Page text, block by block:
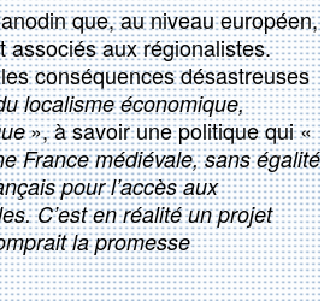
que, au niveau européen,
associés aux régionalistes.
conséquences désastreuses
localisme économique,
», à savoir une politique qui «
France médiévale, sans égalité
pour l’accès aux
C’est en réalité un projet
la promesse